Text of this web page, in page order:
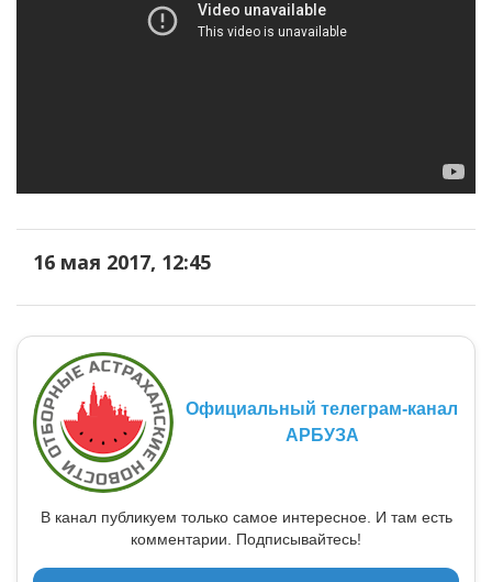
16 мая 2017, 12:45
Официальный телеграм-канал
АРБУЗА
В канал публикуем только самое интересное. И там есть
комментарии. Подписывайтесь!